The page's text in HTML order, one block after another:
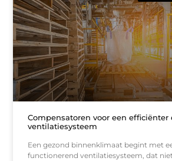
Compensatoren voor een efficiënter
ventilatiesysteem
Een gezond binnenklimaat begint met
functionerend ventilatiesysteem, dat